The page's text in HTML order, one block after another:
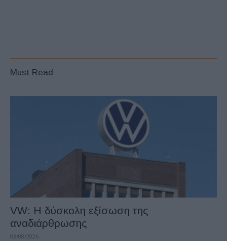
Must Read
VW: Η δύσκολη εξίσωση της
αναδιάρθρωσης
03/08/2026